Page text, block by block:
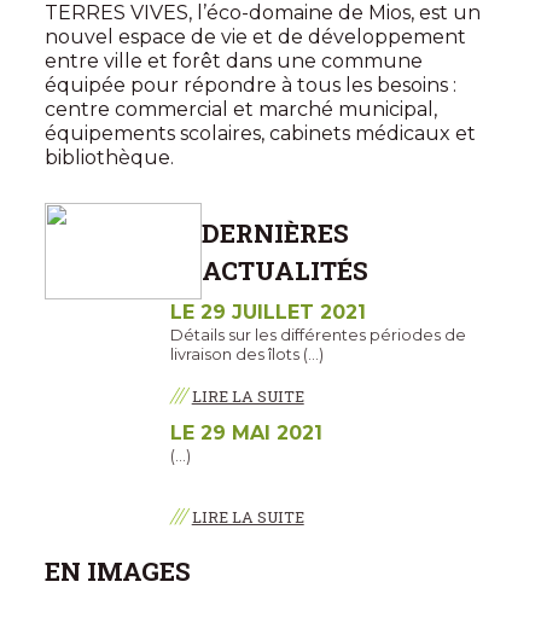
TERRES VIVES, l’éco-domaine de Mios, est un
nouvel espace de vie et de développement
entre ville et forêt dans une commune
équipée pour répondre à tous les besoins :
centre commercial et marché municipal,
équipements scolaires, cabinets médicaux et
bibliothèque.
DERNIÈRES
ACTUALITÉS
LE 29 JUILLET 2021
Détails sur les différentes périodes de
livraison des îlots (…)
/// LIRE LA SUITE
LE 29 MAI 2021
(…)
/// LIRE LA SUITE
EN IMAGES